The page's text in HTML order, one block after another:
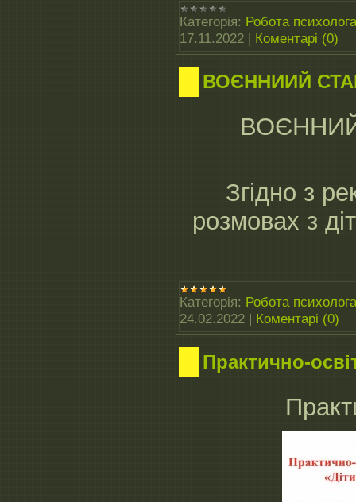
Категорія: Робота психолога
17.11.2022 | Коментарі (0)
ВОЄННИИЙ
Згідно з
розмовах з
Категорія: Робота психолога
24.02.2022 | Коментарі (0)
Практично-